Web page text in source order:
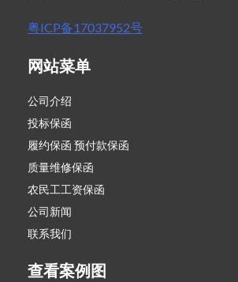
粤ICP备17037952号
网站菜单
公司介绍
投标保函
履约保函 预付款保函
质量维修保函
农民工工资保函
公司新闻
联系我们
查看案例图